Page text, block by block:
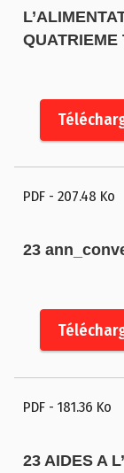
QUATRIEME
PDF - 207.48 Ko
23
PDF - 181.36 Ko
23 AIDES A